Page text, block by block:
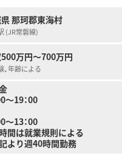
ートを使い、具体的な進み具合を
応じて、茨城県薬剤師会主催の「新
な業務はOJTによる研修がメインと
胃腸科、皮膚科、小児科、アレルギ
どの美容皮膚科も取り扱いがあります
～4名で100枚前後の処方箋を対応し
皆さまはとても優しく穏やかで、ス
ても良い人間関係を築いています。
ません。
那珂郡東海村
(JR常磐線)
万円～700万円
年齢による
～19：00
～13：00
間は就業規則による
より週40時間勤務